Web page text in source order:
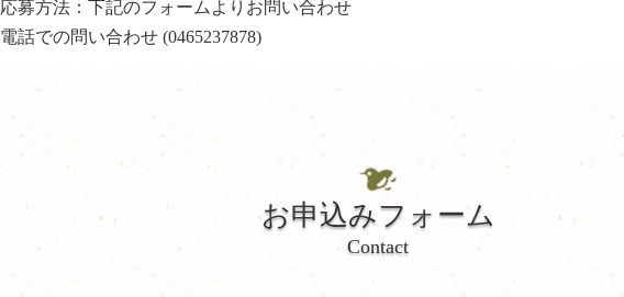
応募方法：下記のフォームよりお問い合わせ
電話での問い合わせ (0465237878)
お申込みフォーム
Contact